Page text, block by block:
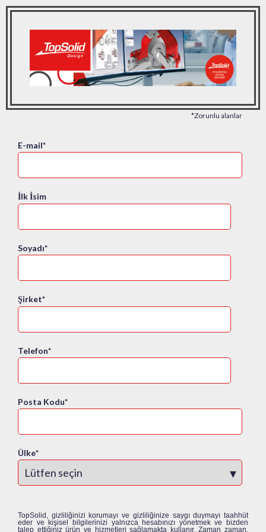
*Zorunlu alanlar
E-mail*
İlk İsim
Soyadı*
Şirket*
Telefon*
Posta Kodu*
Ülke*
TopSolid, gizliliğinizi korumayı ve gizliliğinize saygı duymayı taahhüt
eder ve kişisel bilgilerinizi yalnızca hesabınızı yönetmek ve bizden
talep ettiğiniz ürün ve hizmetleri sağlamakta kullanır. Zaman zaman,